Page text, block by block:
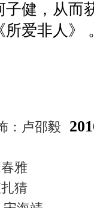
子健，从而
爱非人》
：卢邵毅
雅
猜